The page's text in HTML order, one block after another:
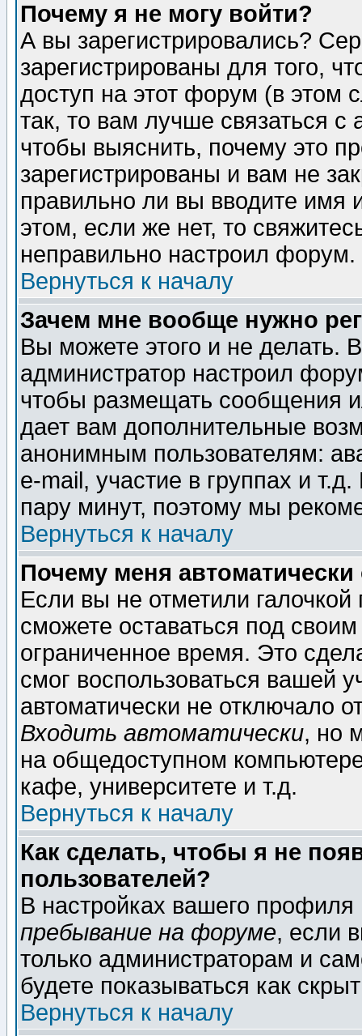
Почему я не могу войти?
А вы зарегистрировались?
зарегистрированы для того,
доступ на этот форум (в этом
так, то вам лучше связаться
чтобы выяснить, почему это
зарегистрированы и вам не
правильно ли вы вводите
этом, если же нет, то
неправильно настроил форум.
Вернуться к началу
Зачем мне вообще нужно
Вы можете этого и не делать.
администратор настроил
чтобы размещать сообщения
дает вам дополнительные
анонимным пользователям:
e-mail, участие в группах и
пару минут, поэтому мы
Вернуться к началу
Почему меня автоматически
Если вы не отметили галочкой
сможете оставаться под
ограниченное время. Это
смог воспользоваться вашей
автоматически не отключало
Входить автоматически, но
на общедоступном
кафе, университете и т.д.
Вернуться к началу
Как сделать, чтобы я не
пользователей?
В настройках вашего
пребывание на форуме, если
только администраторам и
будете показываться как
Вернуться к началу